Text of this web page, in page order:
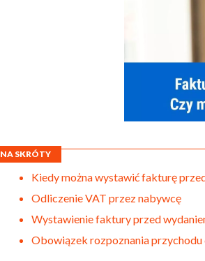
NA SKRÓTY
Kiedy można wystawić fakturę
Odliczenie VAT przez nabywcę
Wystawienie faktury przed
Obowiązek rozpoznania przychodu